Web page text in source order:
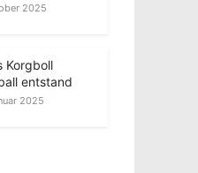
2025
Korgboll
entstand
2025